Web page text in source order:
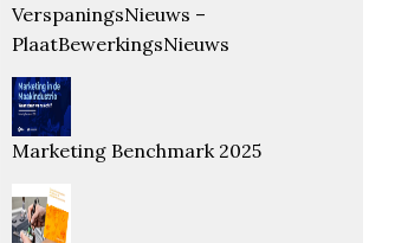
VerspaningsNieuws –
PlaatBewerkingsNieuws
Marketing Benchmark 2025